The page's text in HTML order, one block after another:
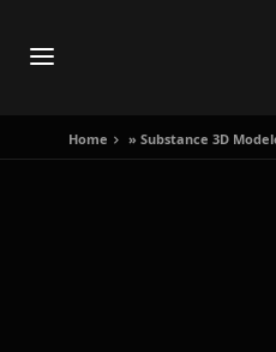
Home » Substance 3D